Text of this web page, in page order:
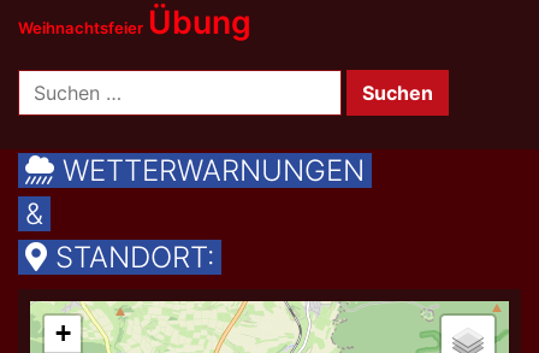
Weihnachtsfeier Übung
nach:
WETTERWARNUNGEN
&
STANDORT: